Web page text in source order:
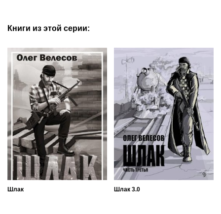
Книги из этой серии:
Шлак Шлак 3.0